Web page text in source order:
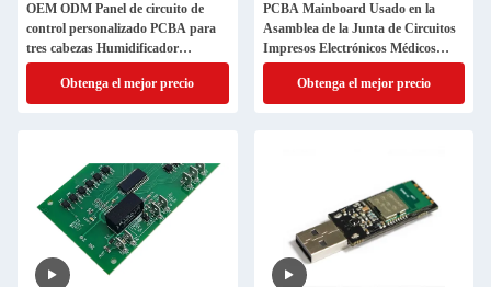
OEM ODM Panel de circuito de
control personalizado PCBA para
tres cabezas Humidificador
Atomizador Máquina de
tratamiento de aroma
Obtenga el mejor precio
PCBA Mainboard Usado en la
Asamblea de la Junta de Circuitos
Impresos Electrónicos Médicos
1.60mm 2L 1/1oz Máscara de
soldadura verde HASL(LF
Obtenga el mejor precio